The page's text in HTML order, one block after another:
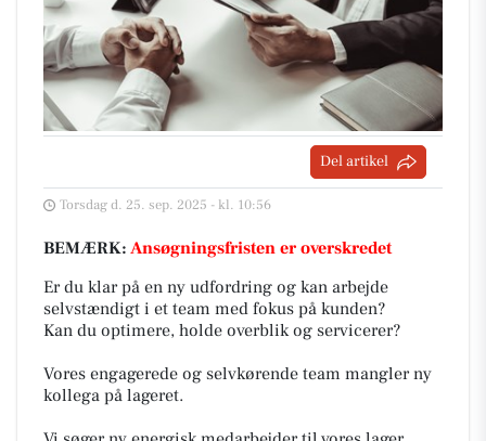
Del artikel
Torsdag d. 25. sep. 2025 - kl. 10:56
BEMÆRK: Ansøgningsfristen er overskredet
Er du klar på en ny udfordring og kan arbejde
selvstændigt i et team med fokus på kunden?
Kan du optimere, holde overblik og servicerer?
Vores engagerede og selvkørende team mangler ny
kollega på lageret.